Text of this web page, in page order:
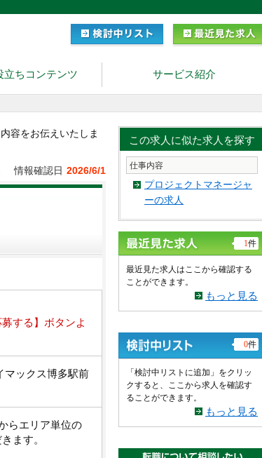
立ちコンテンツ サービス紹介
容をお伝えいたしま
情報確認日 2026/6/1
する】ボタンよ
マックス博多駅前
らエリア単位の
ます。
この求人に似た求人を探す
仕事内容
プロジェクトマネージャ
ーの求人
1件
最近見た求人はここから確認する
ことができます。
もっと見る
0件
「検討中リストに追加」をクリッ
クすると、ここから求人を確認す
ることができます。
もっと見る